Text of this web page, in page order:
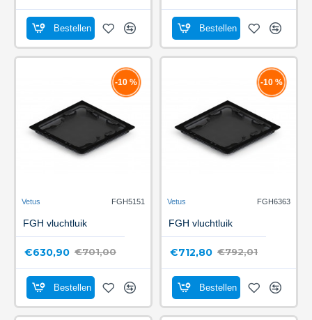
Bestellen Bestellen
-10 %
Vetus FGH5151
FGH vluchtluik
€630,90 €701,00
Bestellen
-10 %
Vetus FGH6363
FGH vluchtluik
€712,80 €792,01
Bestellen